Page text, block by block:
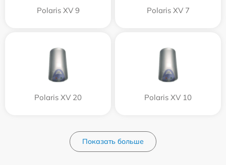
Polaris XV 9 Polaris XV 7
Polaris XV 20 Polaris XV 10
Показать больше